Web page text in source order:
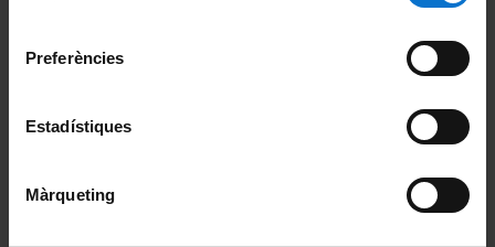
Preferències
Estadístiques
Màrqueting
Moviments
massa